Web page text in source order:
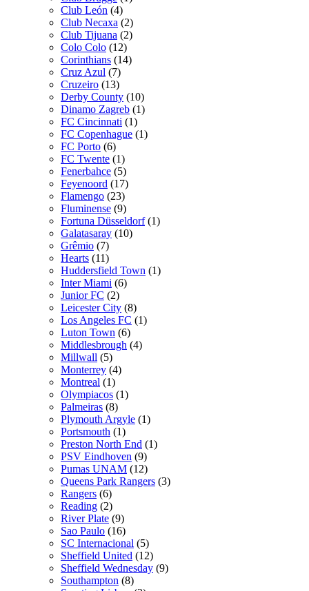
Club León (4)
Club Necaxa (2)
Club Tijuana (2)
Colo Colo (12)
Corinthians (14)
Cruz Azul (7)
Cruzeiro (13)
Derby County (10)
Dinamo Zagreb (1)
FC Cincinnati (1)
FC Copenhague (1)
FC Porto (6)
FC Twente (1)
Fenerbahce (5)
Feyenoord (17)
Flamengo (23)
Fluminense (9)
Fortuna Düsseldorf (1)
Galatasaray (10)
Grêmio (7)
Hearts (11)
Huddersfield Town (1)
Inter Miami (6)
Junior FC (2)
Leicester City (8)
Los Angeles FC (1)
Luton Town (6)
Middlesbrough (4)
Millwall (5)
Monterrey (4)
Montreal (1)
Olympiacos (1)
Palmeiras (8)
Plymouth Argyle (1)
Portsmouth (1)
Preston North End (1)
PSV Eindhoven (9)
Pumas UNAM (12)
Queens Park Rangers (3)
Rangers (6)
Reading (2)
River Plate (9)
Sao Paulo (16)
SC Internacional (5)
Sheffield United (12)
Sheffield Wednesday (9)
Southampton (8)